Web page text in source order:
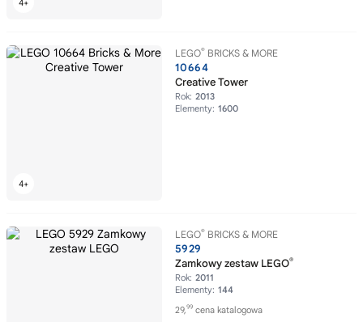
LEGO® BRICKS & MORE
10664
Creative Tower
Rok: 2013
Elementy: 1600
LEGO® BRICKS & MORE
5929
Zamkowy zestaw LEGO®
Rok: 2011
Elementy: 144
29,99 cena katalogowa